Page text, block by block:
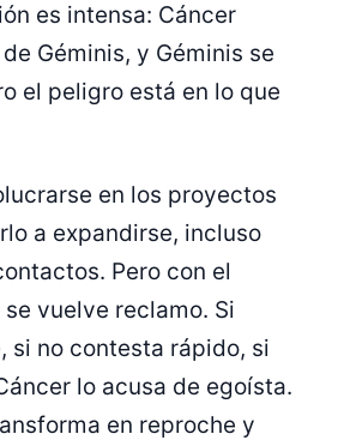
es intensa: Cáncer
Géminis, y Géminis se
el peligro está en lo que
en los proyectos
a expandirse, incluso
Pero con el
vuelve reclamo. Si
si no contesta rápido, si
lo acusa de egoísta.
en reproche y